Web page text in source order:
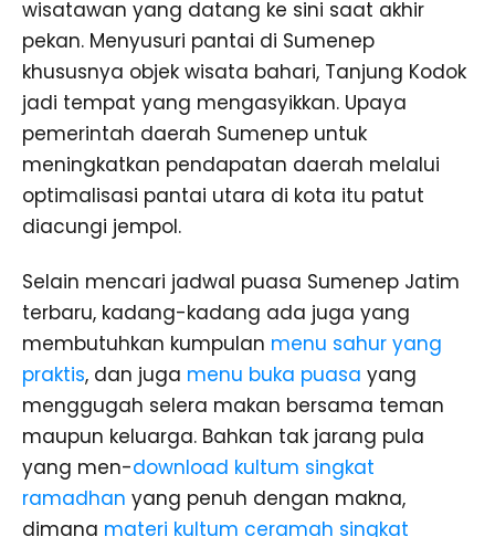
wisatawan yang datang ke sini saat akhir
pekan. Menyusuri pantai di Sumenep
khususnya objek wisata bahari, Tanjung Kodok
jadi tempat yang mengasyikkan. Upaya
pemerintah daerah Sumenep untuk
meningkatkan pendapatan daerah melalui
optimalisasi pantai utara di kota itu patut
diacungi jempol.
Selain mencari jadwal puasa Sumenep Jatim
terbaru, kadang-kadang ada juga yang
membutuhkan kumpulan menu sahur yang
praktis, dan juga menu buka puasa yang
menggugah selera makan bersama teman
maupun keluarga. Bahkan tak jarang pula
yang men-download kultum singkat
ramadhan yang penuh dengan makna,
dimana materi kultum ceramah singkat